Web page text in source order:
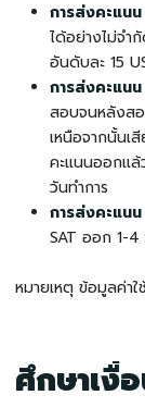
การส่งคะแน
ได้อย่างไม่จำ
อันดับละ 15
การส่งคะแน
สอบจนหลังส
เหนือจากนั้นเ
คะแนนออกแล้
วันทำการ
การส่งคะแน
SAT ออก 1-4
หมายเหตุ ข้อมูลค่า
ศึกษาเงื่